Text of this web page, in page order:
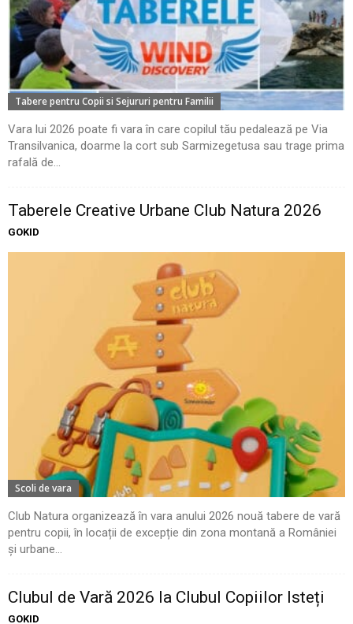
Tabere pentru Copii si Sejururi pentru Familii
Vara lui 2026 poate fi vara în care copilul tău pedalează pe Via
Transilvanica, doarme la cort sub Sarmizegetusa sau trage prima
rafală de...
Taberele Creative Urbane Club Natura 2026
GOKID
Scoli de vara
Club Natura organizează în vara anului 2026 nouă tabere de vară
pentru copii, în locații de excepție din zona montană a României
și urbane...
Clubul de Vară 2026 la Clubul Copiilor Isteți
GOKID